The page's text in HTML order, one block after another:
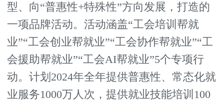
型、向“普惠性+特殊性”方向发展，打造的
一项品牌活动。活动涵盖“工会培训帮就
业”“工会创业帮就业”“工会协作帮就业”“工
会援助帮就业”“工会AI帮就业”5个专项行
动。计划2024年全年提供普惠性、常态化就
业服务1000万人次，提供就业技能培训100